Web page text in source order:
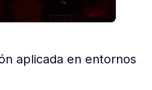
aplicada en entornos